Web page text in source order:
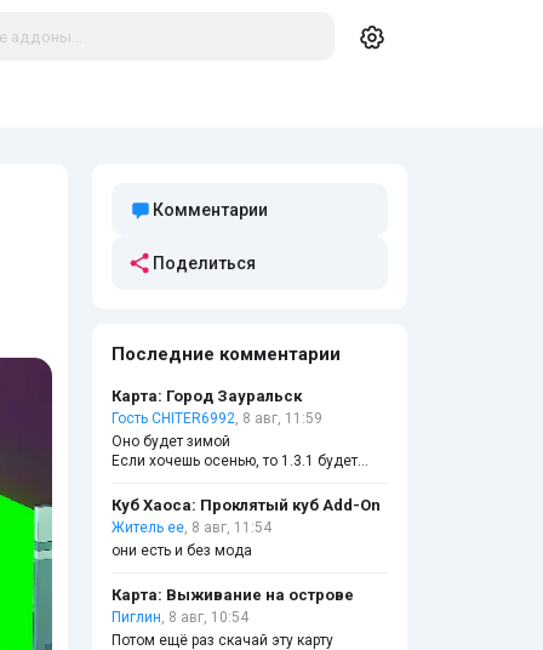
Комментарии
Поделиться
Последние комментарии
Карта: Город Зауральск
Гость CHITER6992, 8 авг, 11:59
Оно будет зимой
Если хочешь осенью, то 1.3.1 будет
Куб Хаоса: Проклятый куб Add-On
Житель ее, 8 авг, 11:54
они есть и без мода
Карта: Выживание на острове
Пиглин, 8 авг, 10:54
Потом ещё раз скачай эту карту